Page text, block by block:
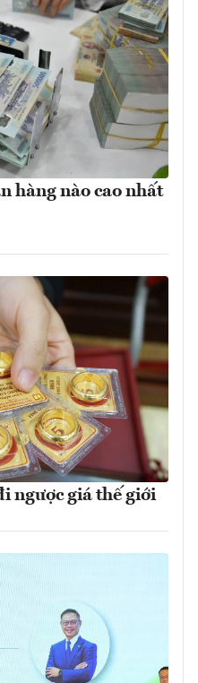
hàng nào cao nhất
ngược giá thế giới